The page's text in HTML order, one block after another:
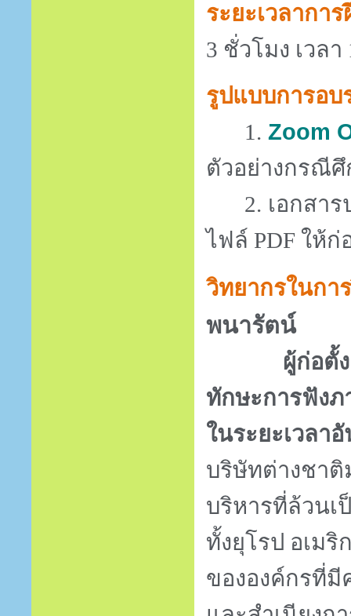
ระยะเวลากา
3 ชั่วโมง เวลา
รูปแบบการอบ
1. Zoom
ตัวอย่างกรณี
2. เอกสา
ไฟล์ PDF ให้ก่
วิทยากรในกา
พนารัตน์
ผู้ก่อตั้
ทักษะการฟัง
ในระยะเวลา
บริษัทต่างชาติ
บริหารที่ล้วนเ
ทั้งยุโรป อเมริ
ขององค์กรที่